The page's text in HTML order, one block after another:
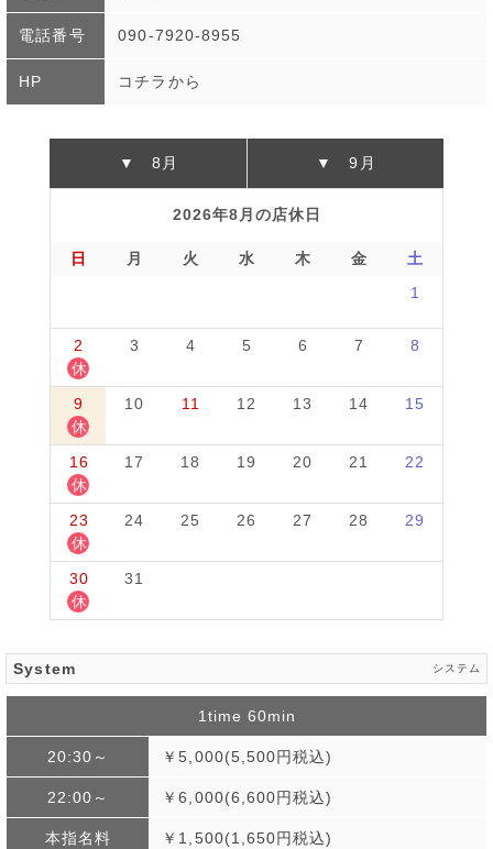
電話番号 090-7920-8955
HP コチラから
▼ 8月 ▼ 9月
2026年8月の店休日
日 月 火 水 木 金
土
1
2
休
3 4 5 6 7 8
9
休
10 11 12 13 14 15
16
休
17 18 19 20 21 22
23
休
24 25 26 27 28 29
30
休
31
System システム
1time 60min
20:30～ ￥5,000(5,500円税込)
22:00～ ￥6,000(6,600円税込)
本指名料 ￥1,500(1,650円税込)